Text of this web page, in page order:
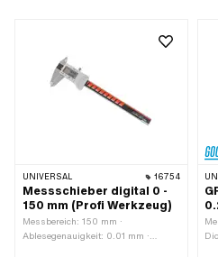
UNIVERSAL 16754
Messschieber digital 0 -
150 mm (Profi Werkzeug)
Messbereich: 150 mm ·
Ablesegenauigkeit: 0.01 mm ·